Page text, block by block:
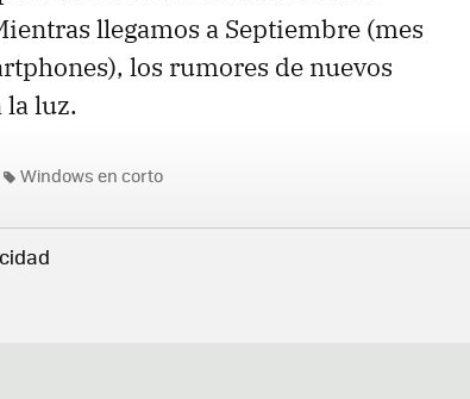
llegamos a Septiembre (mes
los rumores de nuevos
luz.
Windows en corto